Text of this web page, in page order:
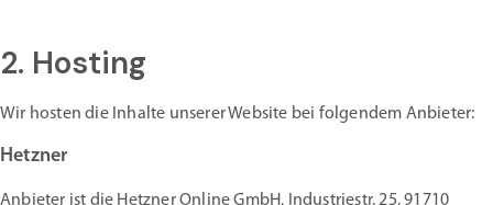
2. Hosting
Wir hosten die Inhalte unserer Website bei folgendem Anbieter:
Hetzner
Anbieter ist die Hetzner Online GmbH, Industriestr. 25, 91710